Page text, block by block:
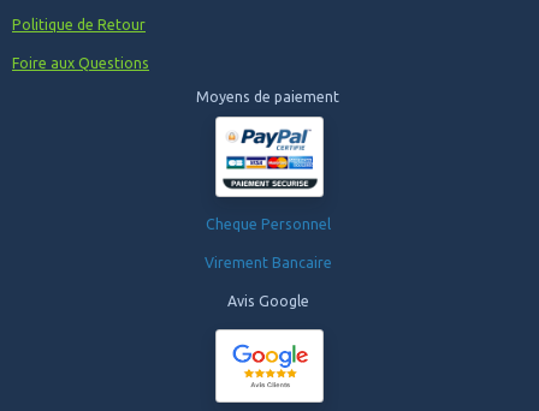
Politique de Retour
Foire aux Questions
Moyens de paiement
Cheque Personnel
Virement Bancaire
Avis Google